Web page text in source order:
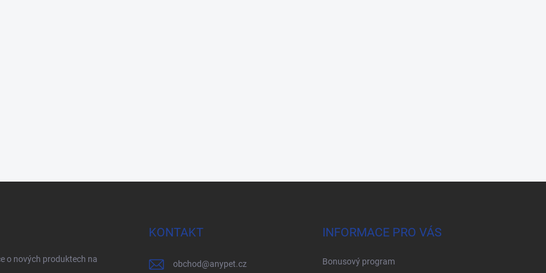
o nových produktech na
KONTAKT
obchod@anypet.cz
INFORMACE PRO VÁS
Bonusový program